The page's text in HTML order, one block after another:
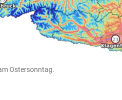
Ostersonntag.